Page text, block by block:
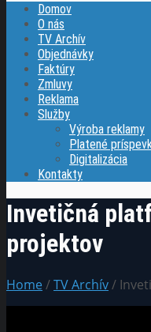
Domov
O nás
TV Archív
Objednávky
Faktúry
Zmluvy
Reklama
Služby
Výroba reklamy
Platené
Digitalizácia
Kontakty
Invetičná
projektov
Home/TV Archív/